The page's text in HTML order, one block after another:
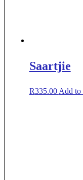
Saartjie
R335.00 Add to